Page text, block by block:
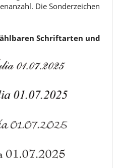
Die Sonderzeichen
Schriftarten und